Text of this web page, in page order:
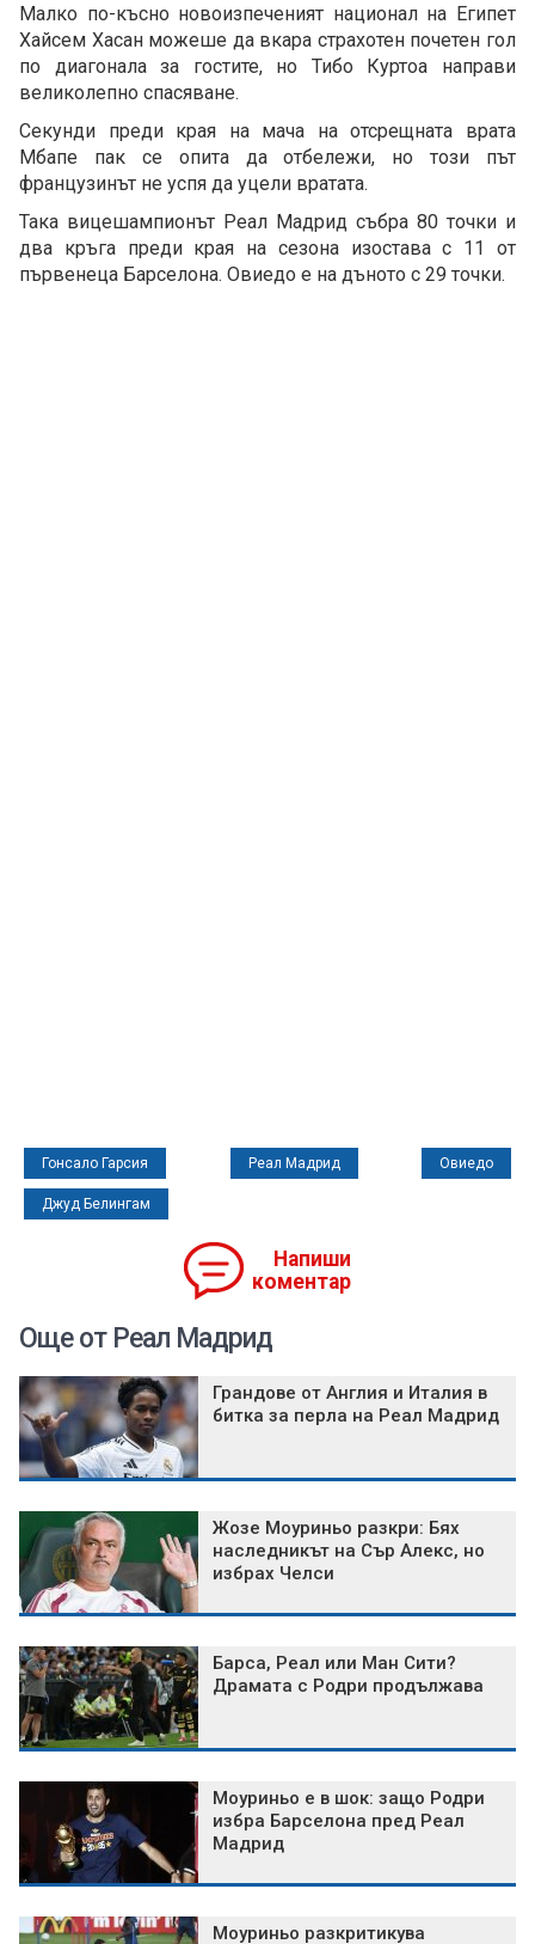
Малко по-късно новоизпеченият национал на Египет
Хайсем Хасан можеше да вкара страхотен почетен гол
по диагонала за гостите, но Тибо Куртоа направи
великолепно спасяване.
Секунди преди края на мача на отсрещната врата
Мбапе пак се опита да отбележи, но този път
французинът не успя да уцели вратата.
Така вицешампионът Реал Мадрид събра 80 точки и
два кръга преди края на сезона изостава с 11 от
първенеца Барселона. Овиедо е на дъното с 29 точки.
Гонсало Гарсия Реал Мадрид Овиедо
Джуд Белингам
Напиши
коментар
Още от Реал Мадрид
Грандове от Англия и Италия в
битка за перла на Реал Мадрид
Жозе Моуриньо разкри: Бях
наследникът на Сър Алекс, но
избрах Челси
Барса, Реал или Ман Сити?
Драмата с Родри продължава
Моуриньо е в шок: защо Родри
избра Барселона пред Реал
Мадрид
Моуриньо разкритикува